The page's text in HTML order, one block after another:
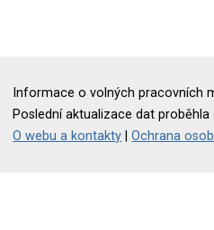
Informace o volných pracovních
Poslední aktualizace dat proběhla
O webu a kontakty |Ochrana